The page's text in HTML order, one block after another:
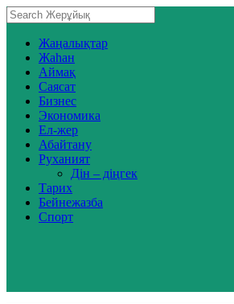
Жаңалықтар
Жаһан
Аймақ
Саясат
Бизнес
Экономика
Ел-жер
Абайтану
Руханият
Дін – діңгек
Тарих
Бейнежазба
Спорт